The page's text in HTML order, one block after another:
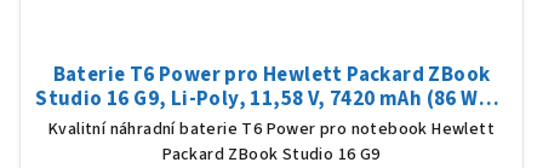
Baterie T6 Power pro Hewlett Packard ZBook
Studio 16 G9, Li-Poly, 11,58 V, 7420 mAh (86 Wh),
černá
Kvalitní náhradní baterie T6 Power pro notebook Hewlett
Packard ZBook Studio 16 G9